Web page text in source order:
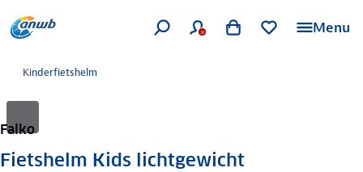
Menu
Kinderfietshelm
Falko
Fietshelm Kids lichtgewicht